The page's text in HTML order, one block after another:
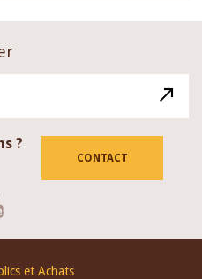
?
CONTACT
et Achats